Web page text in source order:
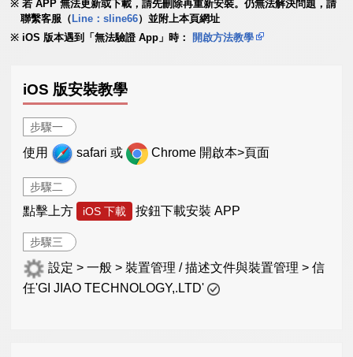
若 APP 無法更新或下載，請先刪除再重新安裝。仍無法解決問題，請
聯繫客服（ Line：sline66）並附上本頁網址
iOS 版本遇到「無法驗證 App」時：
開啟方法教學
iOS 版安裝教學
步驟一
使用 safari 或 Chrome 開啟本>頁面
步驟二
點擊上方 iOS 下載 按鈕下載安裝 APP
步驟三
設定 > 一般 > 裝置管理 / 描述文件與裝置管理 > 信
任'GI JIAO TECHNOLOGY,.LTD'